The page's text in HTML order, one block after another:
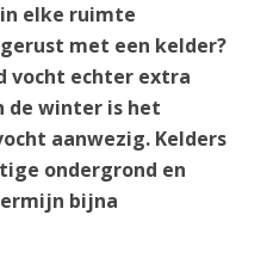
elke ruimte
met een kelder?
vocht echter extra
de winter is het
aanwezig. Kelders
ondergrond en
bijna